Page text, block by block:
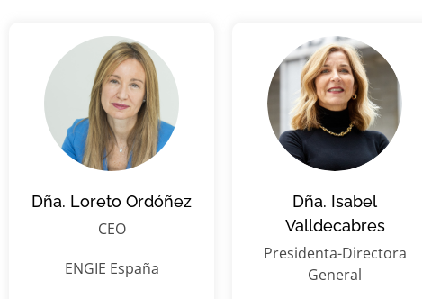
Dña. Loreto Ordóñez
CEO
ENGIE España
Dña. Isabel
Valldecabres
Presidenta-Directora
General